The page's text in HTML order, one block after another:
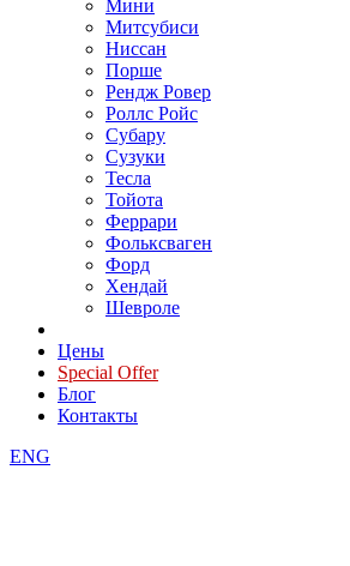
Мини
Митсубиси
Ниссан
Порше
Рендж Ровер
Роллс Ройс
Субару
Сузуки
Тесла
Тойота
Феррари
Фольксваген
Форд
Хендай
Шевроле
Цены
Special Offer
Блог
Контакты
ENG